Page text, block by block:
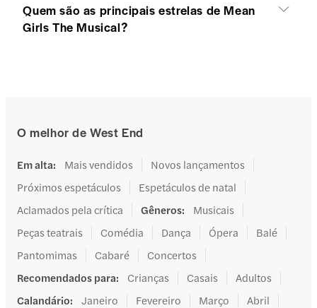
Quem são as principais estrelas de Mean
Girls The Musical?
O melhor de West End
Em alta: Mais vendidos
Novos lançamentos
Próximos espetáculos
Espetáculos de natal
Aclamados pela crítica
Gêneros:
Musicais
Peças teatrais
Comédia Dança Ópera
Balé
Pantomimas
Cabaré
Concertos
Recomendados para: Crianças Casais
Adultos
Calandário: Janeiro Fevereiro Março
Abril